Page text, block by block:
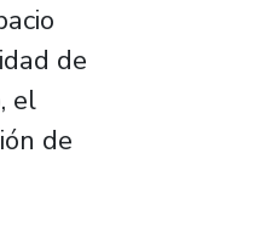
de
el
de